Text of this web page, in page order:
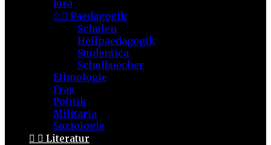
Jura
  Paedagogik
Schulen
Heilpaedagogik
Studentica
Schulbuecher
Ethnologie
Frau
Politik
Militaria
Soziologie
  Literatur